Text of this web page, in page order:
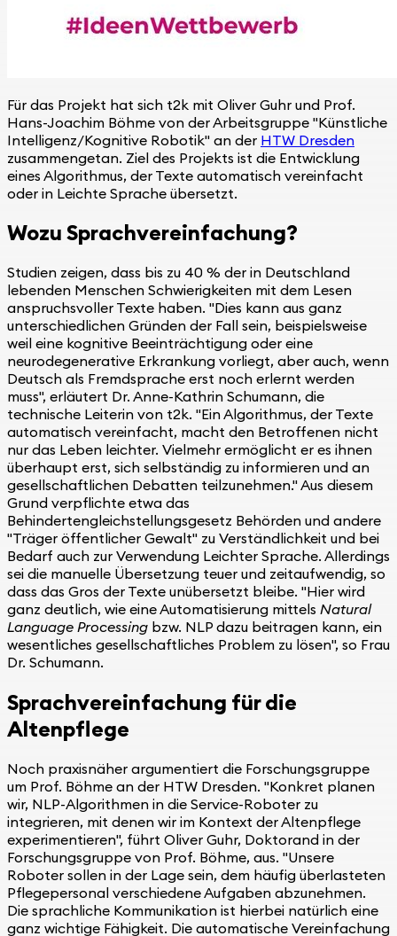
Für das Projekt hat sich t2k mit Oliver Guhr und Prof.
Hans-Joachim Böhme von der Arbeitsgruppe "Künstliche
Intelligenz/Kognitive Robotik" an der HTW Dresden
zusammengetan. Ziel des Projekts ist die Entwicklung
eines Algorithmus, der Texte automatisch vereinfacht
oder in Leichte Sprache übersetzt.
Wozu Sprachvereinfachung?
Studien zeigen, dass bis zu 40 % der in Deutschland
lebenden Menschen Schwierigkeiten mit dem Lesen
anspruchsvoller Texte haben. "Dies kann aus ganz
unterschiedlichen Gründen der Fall sein, beispielsweise
weil eine kognitive Beeinträchtigung oder eine
neurodegenerative Erkrankung vorliegt, aber auch, wenn
Deutsch als Fremdsprache erst noch erlernt werden
muss", erläutert Dr. Anne-Kathrin Schumann, die
technische Leiterin von t2k. "Ein Algorithmus, der Texte
automatisch vereinfacht, macht den Betroffenen nicht
nur das Leben leichter. Vielmehr ermöglicht er es ihnen
überhaupt erst, sich selbständig zu informieren und an
gesellschaftlichen Debatten teilzunehmen." Aus diesem
Grund verpflichte etwa das
Behindertengleichstellungsgesetz Behörden und andere
"Träger öffentlicher Gewalt" zu Verständlichkeit und bei
Bedarf auch zur Verwendung Leichter Sprache. Allerdings
sei die manuelle Übersetzung teuer und zeitaufwendig, so
dass das Gros der Texte unübersetzt bleibe. "Hier wird
ganz deutlich, wie eine Automatisierung mittels Natural
Language Processing bzw. NLP dazu beitragen kann, ein
wesentliches gesellschaftliches Problem zu lösen", so Frau
Dr. Schumann.
Sprachvereinfachung für die
Altenpflege
Noch praxisnäher argumentiert die Forschungsgruppe
um Prof. Böhme an der HTW Dresden. "Konkret planen
wir, NLP-Algorithmen in die Service-Roboter zu
integrieren, mit denen wir im Kontext der Altenpflege
experimentieren", führt Oliver Guhr, Doktorand in der
Forschungsgruppe von Prof. Böhme, aus. "Unsere
Roboter sollen in der Lage sein, dem häufig überlasteten
Pflegepersonal verschiedene Aufgaben abzunehmen.
Die sprachliche Kommunikation ist hierbei natürlich eine
ganz wichtige Fähigkeit. Die automatische Vereinfachung